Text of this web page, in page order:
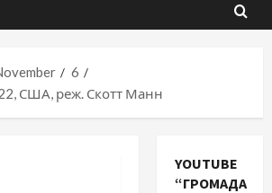
6
США, реж. Скотт Манн
YOUTUBE
“ГРОМАДА